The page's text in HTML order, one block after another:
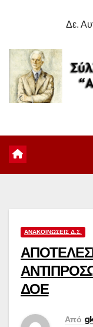
Δε.
ΑΝΑΚΟΙΝΏΣΕΙΣ Δ.Σ.
ΔΟΕ
Από